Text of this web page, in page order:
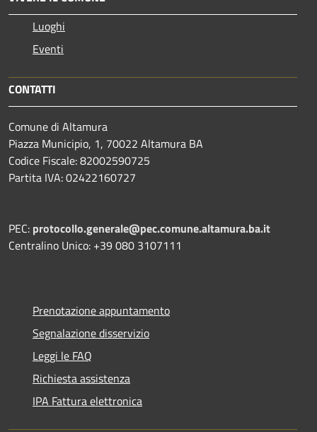
Luoghi
Eventi
CONTATTI
Comune di Altamura
Piazza Municipio, 1, 70022 Altamura BA
Codice Fiscale: 82002590725
Partita IVA: 02422160727
PEC: protocollo.generale@pec.comune.altamura.ba.it
Centralino Unico: +39 080 3107111
Prenotazione appuntamento
Segnalazione disservizio
Leggi le FAQ
Richiesta assistenza
IPA Fattura elettronica